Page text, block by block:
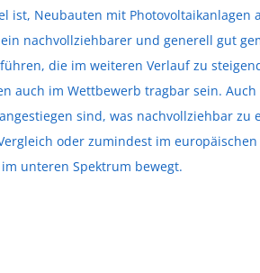
Neubauten mit Photovoltaikanlagen
nachvollziehbarer und generell gut
die im weiteren Verlauf zu
auch im Wettbewerb tragbar sein.
sind, was nachvollziehbar zu
oder zumindest im
unteren Spektrum bewegt.